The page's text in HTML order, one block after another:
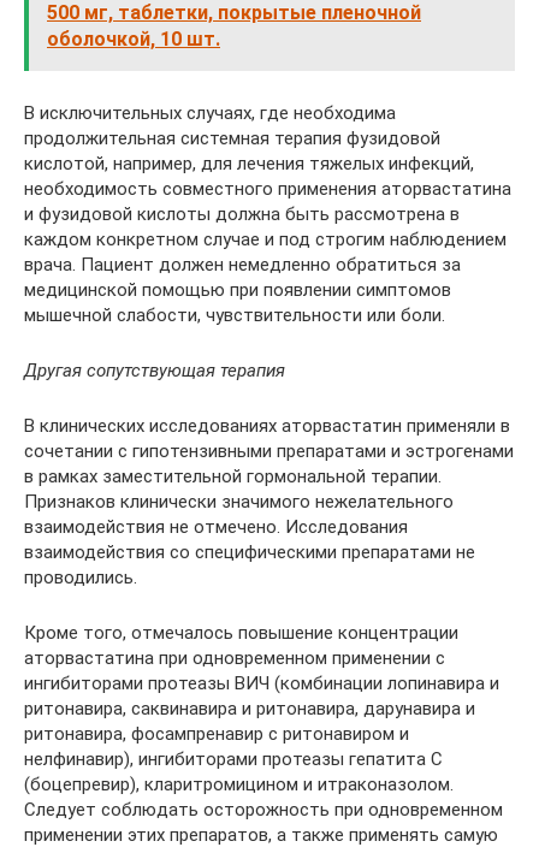
500 мг, таблетки, покрытые пленочной
оболочкой, 10 шт.
В исключительных случаях, где необходима
продолжительная системная терапия фузидовой
кислотой, например, для лечения тяжелых инфекций,
необходимость совместного применения аторвастатина
и фузидовой кислоты должна быть рассмотрена в
каждом конкретном случае и под строгим наблюдением
врача. Пациент должен немедленно обратиться за
медицинской помощью при появлении симптомов
мышечной слабости, чувствительности или боли.
Другая сопутствующая терапия
В клинических исследованиях аторвастатин применяли в
сочетании с гипотензивными препаратами и эстрогенами
в рамках заместительной гормональной терапии.
Признаков клинически значимого нежелательного
взаимодействия не отмечено. Исследования
взаимодействия со специфическими препаратами не
проводились.
Кроме того, отмечалось повышение концентрации
аторвастатина при одновременном применении с
ингибиторами протеазы ВИЧ (комбинации лопинавира и
ритонавира, саквинавира и ритонавира, дарунавира и
ритонавира, фосампренавир с ритонавиром и
нелфинавир), ингибиторами протеазы гепатита С
(боцепревир), кларитромицином и итраконазолом.
Следует соблюдать осторожность при одновременном
применении этих препаратов, а также применять самую